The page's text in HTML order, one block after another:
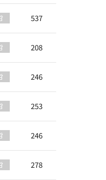
537
208
246
253
246
278